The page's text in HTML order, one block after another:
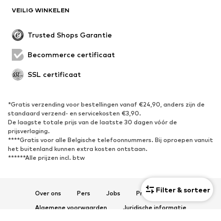
Filter & sorteer
SCHOENEN
Nieuw
Lage schoenen
Sportschoenen
Open schoenen
Sportkleding
Sporten
Sportschoenen
Sport Accessoires
Sportuitrusting
Fanzone
Petten & mutsen
VEILIG WINKELEN
Trusted Shops Garantie
Becommerce certificaat
SSL certificaat
*Gratis verzending voor bestellingen vanaf €24,90, anders zijn de
standaard verzend- en servicekosten €3,90.
De laagste totale prijs van de laatste 30 dagen vóór de
prijsverlaging.
****Gratis voor alle Belgische telefoonnummers. Bij oproepen vanuit
het buitenland kunnen extra kosten ontstaan.
******Alle prijzen incl. btw
Over ons Pers Jobs
Privacyverklaring
Algemene voorwaarden
Juridische informatie